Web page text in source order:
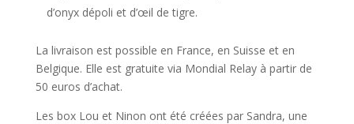
d’onyx dépoli et d’œil de tigre.
La livraison est possible en France, en Suisse et en
Belgique. Elle est gratuite via Mondial Relay à partir de
50 euros d’achat.
Les box Lou et Ninon ont été créées par Sandra, une